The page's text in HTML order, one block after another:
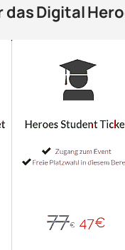
Digital